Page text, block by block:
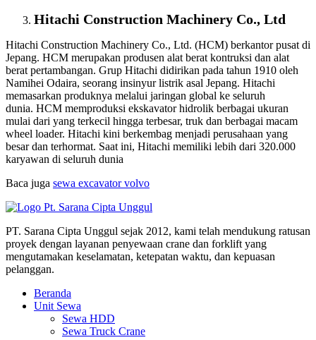
Hitachi Construction Machinery Co., Ltd
Hitachi Construction Machinery Co., Ltd. (HCM) berkantor pusat di
Jepang. HCM merupakan produsen alat berat kontruksi dan alat
berat pertambangan. Grup Hitachi didirikan pada tahun 1910 oleh
Namihei Odaira, seorang insinyur listrik asal Jepang. Hitachi
memasarkan produknya melalui jaringan global ke seluruh
dunia. HCM memproduksi ekskavator hidrolik berbagai ukuran
mulai dari yang terkecil hingga terbesar, truk dan berbagai macam
wheel loader. Hitachi kini berkembag menjadi perusahaan yang
besar dan terhormat. Saat ini, Hitachi memiliki lebih dari 320.000
karyawan di seluruh dunia
Baca juga sewa excavator volvo
PT. Sarana Cipta Unggul sejak 2012, kami telah mendukung ratusan
proyek dengan layanan penyewaan crane dan forklift yang
mengutamakan keselamatan, ketepatan waktu, dan kepuasan
pelanggan.
Beranda
Unit Sewa
Sewa HDD
Sewa Truck Crane